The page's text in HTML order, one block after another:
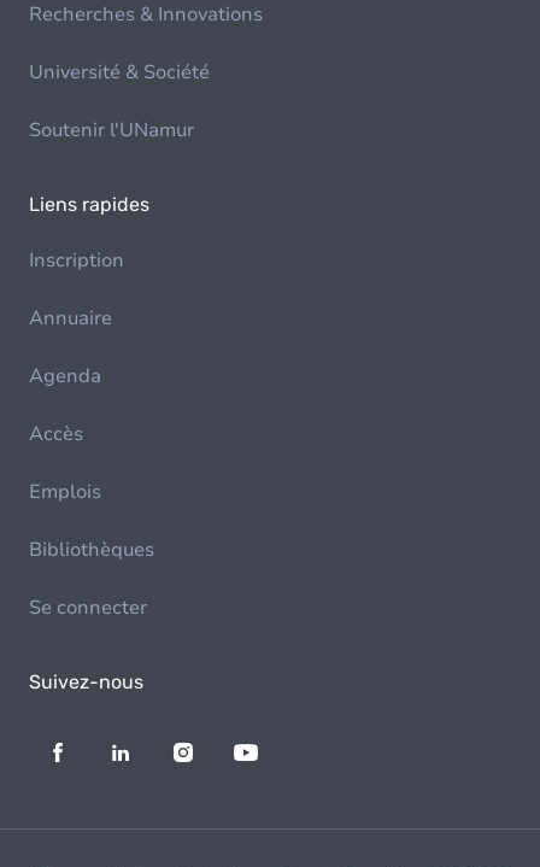
Recherches & Innovations
Université & Société
Soutenir l'UNamur
Liens rapides
Inscription
Annuaire
Agenda
Accès
Emplois
Bibliothèques
Se connecter
Suivez-nous